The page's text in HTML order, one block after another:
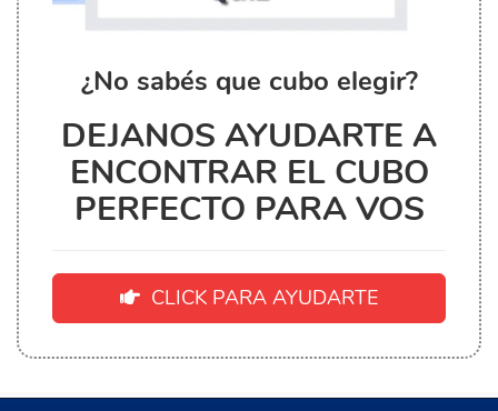
¿No sabés que cubo elegir?
DEJANOS AYUDARTE A
ENCONTRAR EL CUBO
PERFECTO PARA VOS
CLICK PARA AYUDARTE